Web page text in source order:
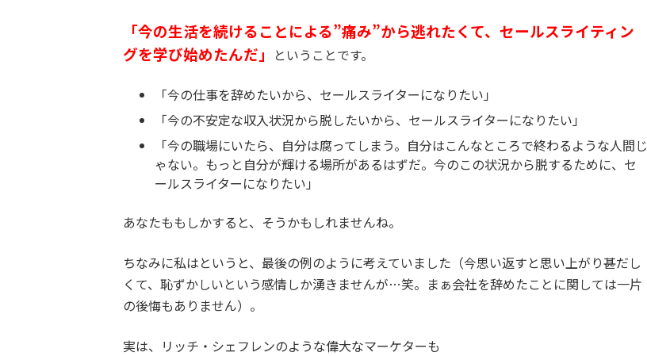
「今の生活を続けることによる”痛み”から逃れたくて、セールスライティン
グを学び始めたんだ」
ということです。
「今の仕事を辞めたいから、セールスライターになりたい」
「今の不安定な収入状況から脱したいから、セールスライターになりたい」
「今の職場にいたら、自分は腐ってしまう。自分はこんなところで終わるような人間じ
ゃない。もっと自分が輝ける場所があるはずだ。今のこの状況から脱するために、セ
ールスライターになりたい」
あなたももしかすると、そうかもしれませんね。
ちなみに私はというと、最後の例のように考えていました（今思い返すと思い上がり甚だし
くて、恥ずかしいという感情しか湧きませんが…笑。まぁ会社を辞めたことに関しては一片
の後悔もありません）。
実は、リッチ・シェフレンのような偉大なマーケターも